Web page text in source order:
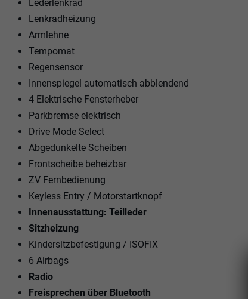
Lederlenkrad
Lenkradheizung
Armlehne
Tempomat
Regensensor
Innenspiegel automatisch abblendend
4 Elektrische Fensterheber
Parkbremse elektrisch
Drive Mode Select
Abgedunkelte Scheiben
Frontscheibe beheizbar
ZV Fernbedienung
Keyless Entry / Motorstartknopf
Innenausstattung: Teilleder
Sitzheizung
Kindersitzbefestigung / ISOFIX
6 Airbags
Radio
Freisprechen über Bluetooth